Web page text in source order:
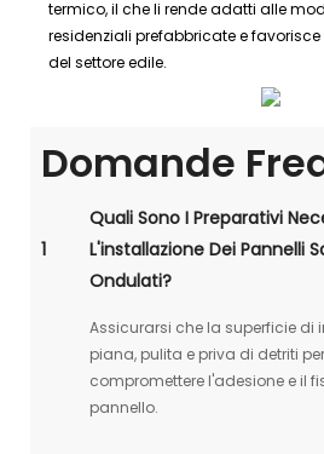
termico, il che li rende adatti alle
residenziali prefabbricate e
del settore edile.
Domande
1
Quali Sono I Preparativi
L'installazione Dei Pannelli
Ondulati?
Assicurarsi che la superficie di
piana, pulita e priva di detriti
compromettere l'adesione e il
pannello.